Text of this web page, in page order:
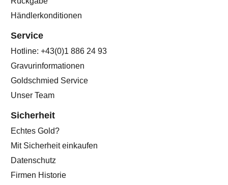
Händlerkonditionen
Service
Hotline: +43(0)1 886 24 93
Gravurinformationen
Goldschmied Service
Unser Team
Sicherheit
Echtes Gold?
Mit Sicherheit einkaufen
Datenschutz
Firmen Historie